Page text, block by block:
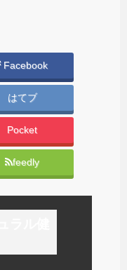
Facebook
はてブ
Pocket
feedly